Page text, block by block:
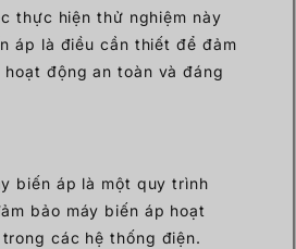
thực hiện thử nghiệm này
áp là điều cần thiết để đảm
hoạt động an toàn và đáng
biến áp là một quy trình
bảo máy biến áp hoạt
các hệ thống điện.